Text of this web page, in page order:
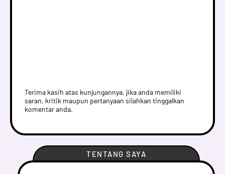
Terima kasih atas kunjungannya, jika anda memiliki
saran, kritik maupun pertanyaan silahkan tinggalkan
komentar anda.
TENTANG SAYA